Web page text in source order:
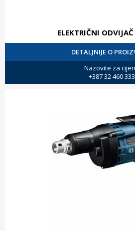
ELEKTRIČNI
DETALJNIJE O
Nazovite za
+387 32 460 333